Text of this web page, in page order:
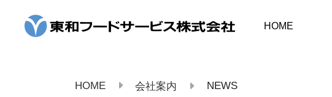
HOME
HOME 会社案内 NEWS